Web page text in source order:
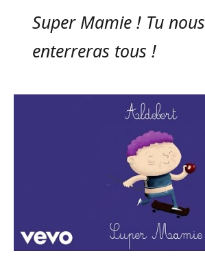
Super Mamie ! Tu nous
enterreras tous !